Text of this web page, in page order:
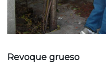
Revoque grueso